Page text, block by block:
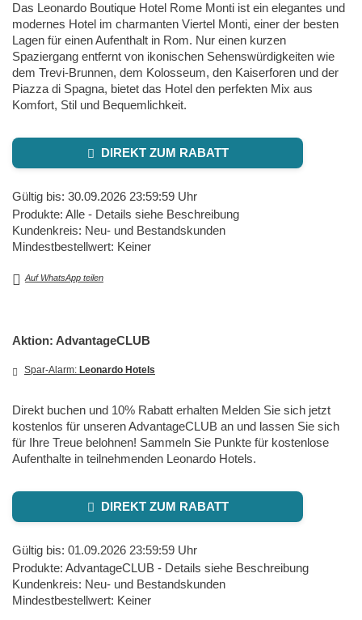
Das Leonardo Boutique Hotel Rome Monti ist ein elegantes und
modernes Hotel im charmanten Viertel Monti, einer der besten
Lagen für einen Aufenthalt in Rom. Nur einen kurzen
Spaziergang entfernt von ikonischen Sehenswürdigkeiten wie
dem Trevi-Brunnen, dem Kolosseum, den Kaiserforen und der
Piazza di Spagna, bietet das Hotel den perfekten Mix aus
Komfort, Stil und Bequemlichkeit.
DIREKT ZUM RABATT
Gültig bis: 30.09.2026 23:59:59 Uhr
Produkte: Alle - Details siehe Beschreibung
Kundenkreis: Neu- und Bestandskunden
Mindestbestellwert: Keiner
Auf WhatsApp teilen
Aktion: AdvantageCLUB
Spar-Alarm: Leonardo Hotels
Direkt buchen und 10% Rabatt erhalten Melden Sie sich jetzt
kostenlos für unseren AdvantageCLUB an und lassen Sie sich
für Ihre Treue belohnen! Sammeln Sie Punkte für kostenlose
Aufenthalte in teilnehmenden Leonardo Hotels.
DIREKT ZUM RABATT
Gültig bis: 01.09.2026 23:59:59 Uhr
Produkte: AdvantageCLUB - Details siehe Beschreibung
Kundenkreis: Neu- und Bestandskunden
Mindestbestellwert: Keiner